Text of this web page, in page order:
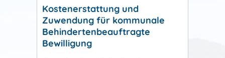
Kostenerstattung und
Zuwendung für kommunale
Behindertenbeauftragte
Bewilligung